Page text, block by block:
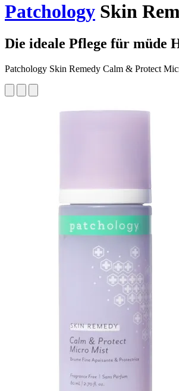
Patchology Skin
Die ideale Pflege für müde
Patchology Skin Remedy Calm & Protect